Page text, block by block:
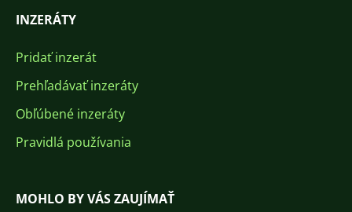
INZERÁTY
Pridať inzerát
Prehľadávať inzeráty
Obľúbené inzeráty
Pravidlá používania
MOHLO BY VÁS ZAUJÍMAŤ